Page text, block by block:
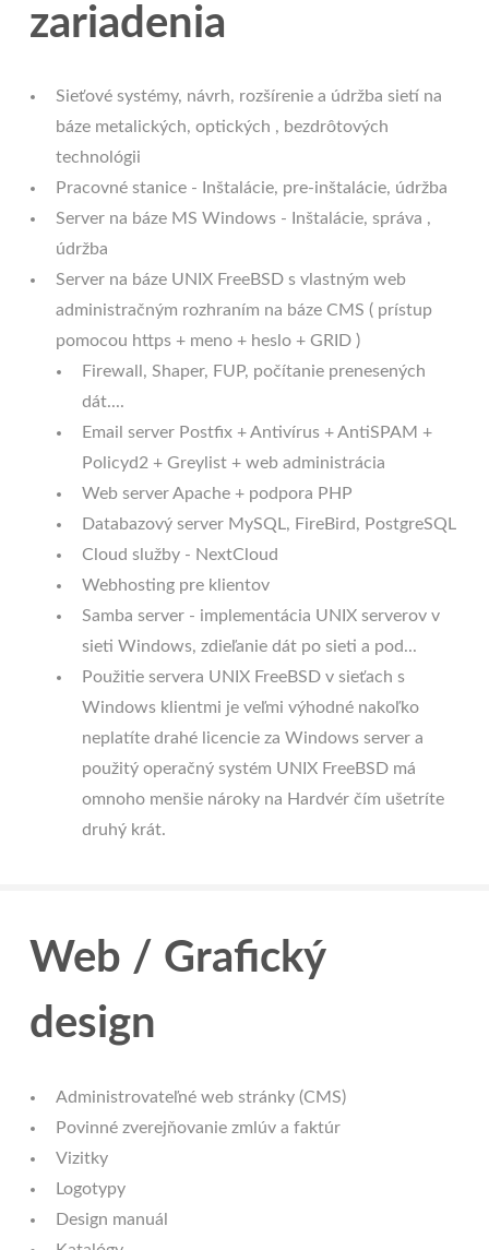
zariadenia
Sieťové systémy, návrh, rozšírenie a údržba sietí na
báze metalických, optických , bezdrôtových
technológii
Pracovné stanice - Inštalácie, pre-inštalácie, údržba
Server na báze MS Windows - Inštalácie, správa ,
údržba
Server na báze UNIX FreeBSD s vlastným web
administračným rozhraním na báze CMS ( prístup
pomocou https + meno + heslo + GRID )
Firewall, Shaper, FUP, počítanie prenesených
dát....
Email server Postfix + Antivírus + AntiSPAM +
Policyd2 + Greylist + web administrácia
Web server Apache + podpora PHP
Databazový server MySQL, FireBird, PostgreSQL
Cloud služby - NextCloud
Webhosting pre klientov
Samba server - implementácia UNIX serverov v
sieti Windows, zdieľanie dát po sieti a pod...
Použitie servera UNIX FreeBSD v sieťach s
Windows klientmi je veľmi výhodné nakoľko
neplatíte drahé licencie za Windows server a
použitý operačný systém UNIX FreeBSD má
omnoho menšie nároky na Hardvér čím ušetríte
druhý krát.
Web / Grafický
design
Administrovateľné web stránky (CMS)
Povinné zverejňovanie zmlúv a faktúr
Vizitky
Logotypy
Design manuál